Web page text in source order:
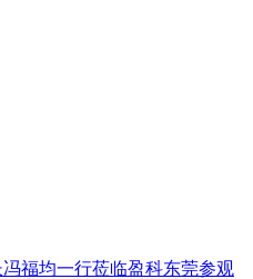
福均一行莅临盈科东莞参观